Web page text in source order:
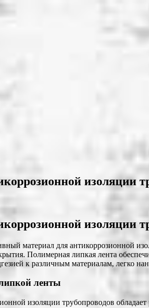
изоляции
изоляции
материал для антикоррозионной
Полимерная липкая лента
к различным материалам, легко
ленты
изоляции трубопроводов